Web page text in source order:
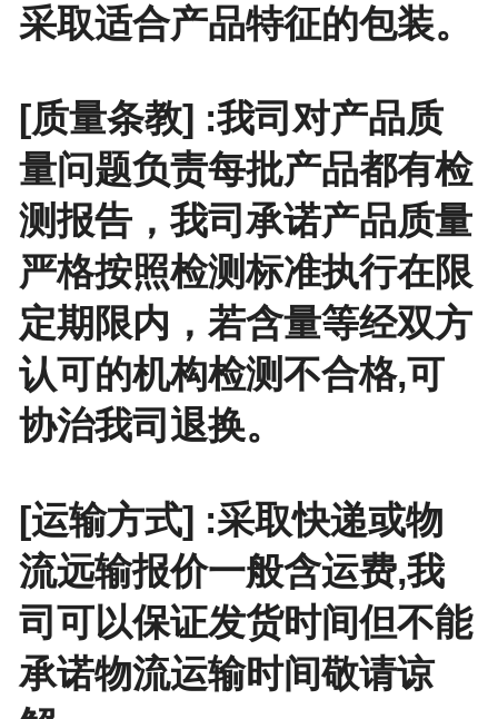
采取适合产品特征的包装。
[质量条教] :我司对产品质
量问题负责每批产品都有检
测报告，我司承诺产品质量
严格按照检测标准执行在限
定期限内，若含量等经双方
认可的机构检测不合格,可
协治我司退换。
[运输方式] :采取快递或物
流远输报价一般含运费,我
司可以保证发货时间但不能
承诺物流运输时间敬请谅